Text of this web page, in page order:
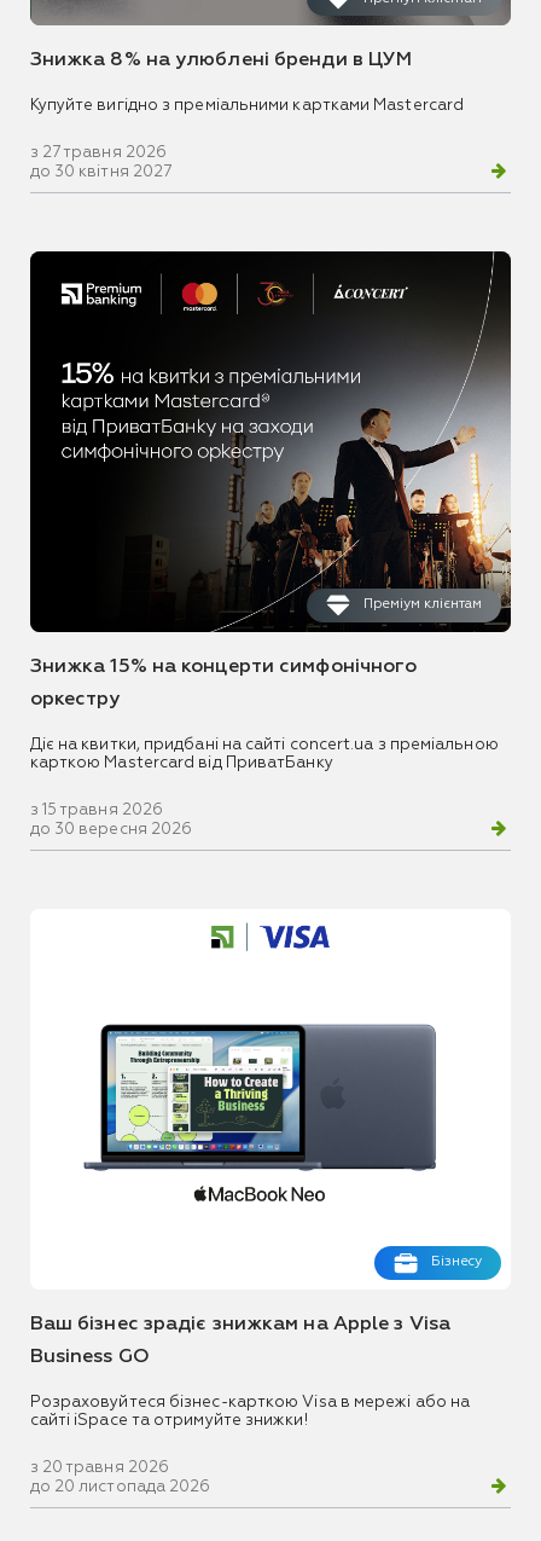
Знижка 8% на улюблені бренди в ЦУМ
Купуйте вигідно з преміальними картками Mastercard
з 27 травня 2026
до 30 квітня 2027
Преміум клієнтам
Знижка 15% на концерти симфонічного
оркестру
Діє на квитки, придбані на сайті concert.ua з преміальною
карткою Mastercard від ПриватБанку
з 15 травня 2026
до 30 вересня 2026
Бізнесу
Ваш бізнес зрадіє знижкам на Apple з Visa
Business GO
Розраховуйтеся бізнес-карткою Visa в мережі або на
сайті iSpace та отримуйте знижки!
з 20 травня 2026
до 20 листопада 2026